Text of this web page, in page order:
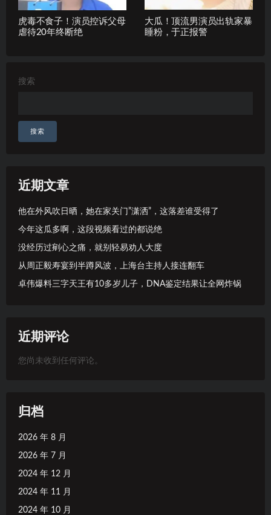
虎毒不食子！演员控诉父母
虐待20年终断绝
大瓜！顶流男演员出轨家暴
睡粉，于正报警
搜索
搜索
近期文章
他在外风吹日晒，她在家关门”潇洒”，这落差谁受得了
今年这瓜多啊，这段视频看过的都说绝
没经历过剜心之痛，就别轻易劝人大度
从周正毅寿宴到半蹲风波，上海台主持人接连翻车
卓伟爆料三字天王有10多岁儿子，DNA鉴定结果让全网炸锅
近期评论
您尚未收到任何评论。
归档
2026 年 8 月
2026 年 7 月
2024 年 12 月
2024 年 11 月
2024 年 10 月